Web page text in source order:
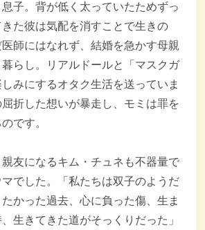
子。背が低く太っていたためずっ
た彼は気配を消すことで生きの
師にはなれず、結婚を急かす母親
らし。リアルドールと「マスクガ
みにするオタク生活を送っていま
折した想いが暴走し、モミは罪を
です。
友になるキム・チュネも不器量で
でした。「私たちは双子のようだ
かった過去、心に負った傷、生ま
生きてきた道がそっくりだった」